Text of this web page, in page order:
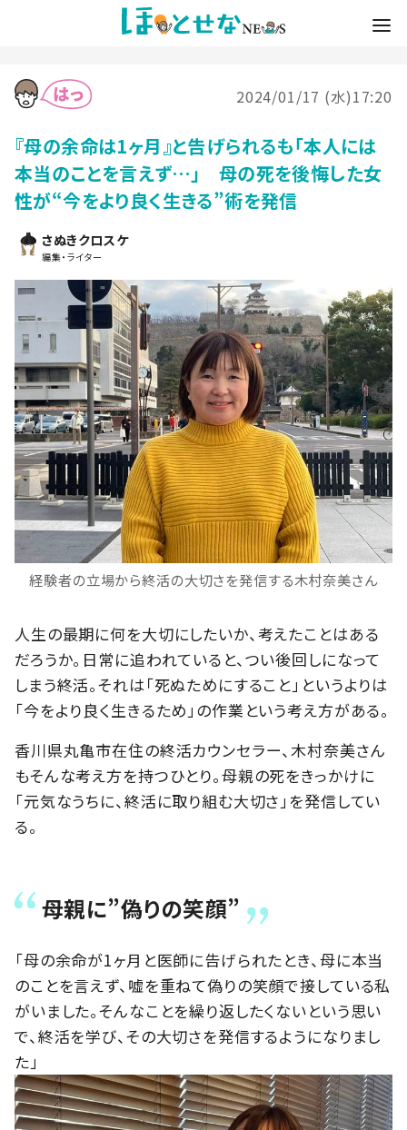
2024/01/17 (水)17:20
『母の余命は1ヶ月』と告げられるも「本人には
本当のことを言えず…」 母の死を後悔した女
性が“今をより良く生きる”術を発信
さぬきクロスケ
編集・ライター
経験者の立場から終活の大切さを発信する木村奈美さん
人生の最期に何を大切にしたいか、考えたことはある
だろうか。日常に追われていると、つい後回しになって
しまう終活。それは「死ぬためにすること」というよりは
「今をより良く生きるため」の作業という考え方がある。
香川県丸亀市在住の終活カウンセラー、木村奈美さん
もそんな考え方を持つひとり。母親の死をきっかけに
「元気なうちに、終活に取り組む大切さ」を発信してい
る。
母親に”偽りの笑顔”
「母の余命が1ヶ月と医師に告げられたとき、母に本当
のことを言えず、嘘を重ねて偽りの笑顔で接している私
がいました。そんなことを繰り返したくないという思い
で、終活を学び、その大切さを発信するようになりまし
た」